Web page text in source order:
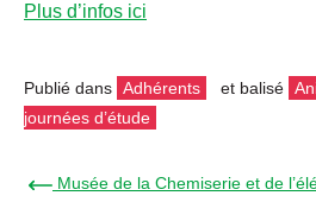
Plus d’infos ici
Publié dans Adhérents et balisé
journées d’étude
← Musée de la Chemiserie et de